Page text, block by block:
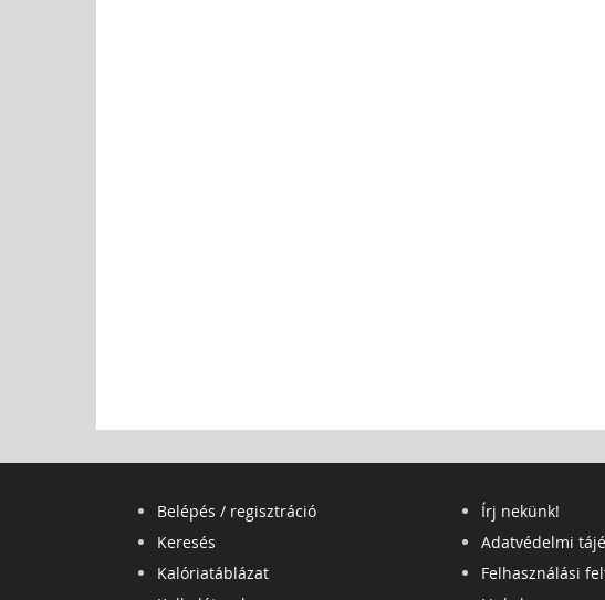
Belépés / regisztráció
Keresés
Kalóriatáblázat
Írj nekünk!
Adatvédelmi
Felhasználási